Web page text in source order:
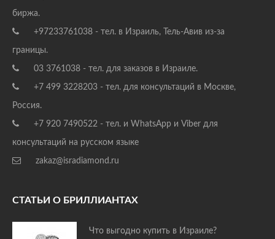
биржа.
+97233761038 - тел. в Израиль, Тель-Авив из-за
границы.
03 3761038 - тел. для заказов в Израиле.
+7 499 3228203 - тел. для консультаций в Москве,
Россия.
+7 920 7490522 - тел. и WhatsApp и Viber для
консультаций на русском языке
zakaz@isradiamond.ru
СТАТЬИ О БРИЛЛИАНТАХ
Что выгодно купить в Израиле?